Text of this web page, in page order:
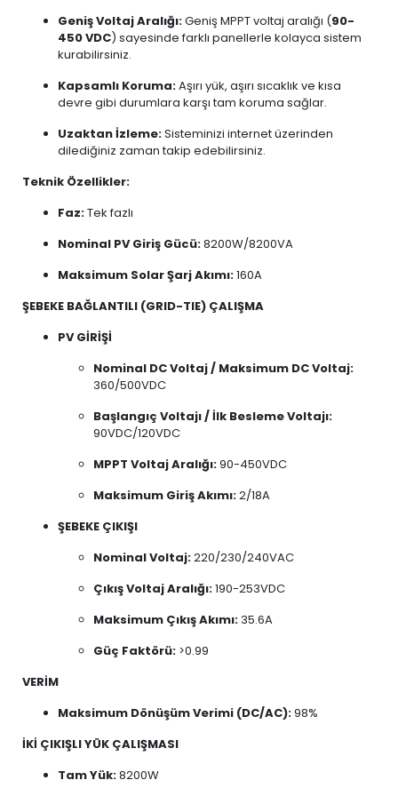
Geniş Voltaj Aralığı:Geniş MPPT voltaj aralığı (90-
450 VDC) sayesinde farklı panellerle kolayca sistem
kurabilirsiniz.
Kapsamlı Koruma:Aşırı yük, aşırı sıcaklık ve kısa
devre gibi durumlara karşı tam koruma sağlar.
Uzaktan İzleme:Sisteminizi internet üzerinden
dilediğiniz zaman takip edebilirsiniz.
Teknik Özellikler:
Faz:Tek fazlı
Nominal PV Giriş Gücü:8200W/8200VA
Maksimum Solar Şarj Akımı:160A
ŞEBEKE BAĞLANTILI (GRID-TIE) ÇALIŞMA
PV GİRİŞİ
Nominal DC Voltaj / Maksimum DC Voltaj:
360/500VDC
Başlangıç Voltajı / İlk Besleme Voltajı:
90VDC/120VDC
MPPT Voltaj Aralığı:90-450VDC
Maksimum Giriş Akımı:2/18A
ŞEBEKE ÇIKIŞI
Nominal Voltaj:220/230/240VAC
Çıkış Voltaj Aralığı:190-253VDC
Maksimum Çıkış Akımı:35.6A
Güç Faktörü: >0.99
VERİM
Maksimum Dönüşüm Verimi (DC/AC):98%
İKİ ÇIKIŞLI YÜK ÇALIŞMASI
Tam Yük:8200W